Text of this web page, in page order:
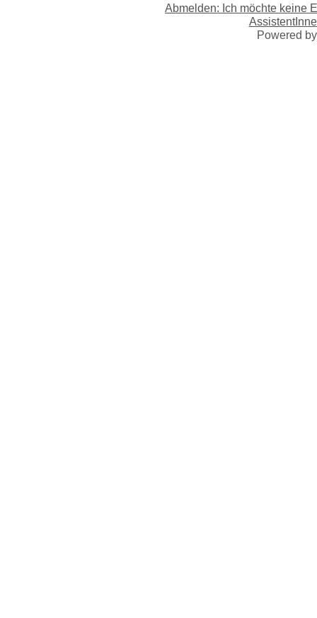
Abmelden: Ich möchte keine
Powered